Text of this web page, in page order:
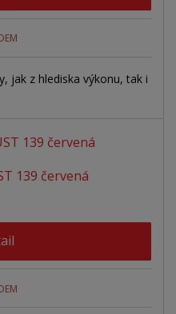
jak z hlediska výkonu, tak i
139 červená